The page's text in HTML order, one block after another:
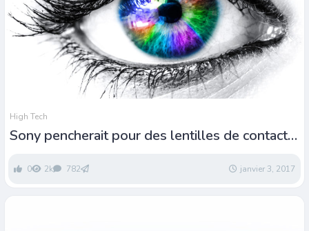
High Tech
Sony pencherait pour des lentilles de contact
0 2k 782 janvier 3, 2017